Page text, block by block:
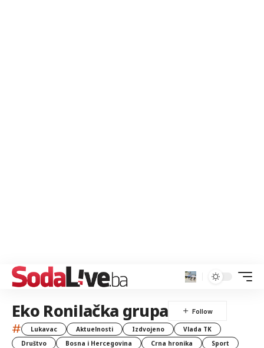
Eko Ronilačka grupa
# Lukavac Aktuelnosti Izdvojeno
Vlada TK
Društvo
Bosna i Hercegovina Crna hronika
Sport